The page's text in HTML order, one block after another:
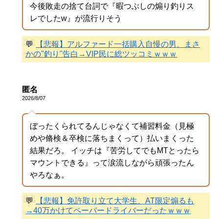
今後敗走の捨て台詞で『暇つぶしの煽り釣りス
レでしたw』が流行りそう
💬
【悲報】アルファード一括購入自慢の男、まさ
かの"釣り"告白→VIP民に総ツッコミｗｗｗ
匿名
2026/8/07
ぼったくられてるんじゃなくて補習料金（見極
めや脩検＆卒検に落ちまくって）払いまくった
結果だろ。 イッチは『苦労してでもMTとったら
マウントできる』って涙流しながら頑張ったん
やろなぁ。
💬
【悲報】免許取り立て大学生、AT限定煽るも
→40万かけてペーパードライバーだったｗｗｗ